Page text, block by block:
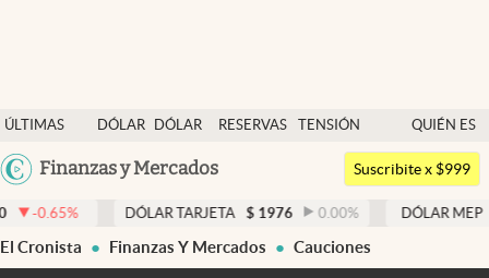
ÚLTIMAS
NOTICIAS
DÓLAR
DÓLAR
RESERVAS
TENSIÓN
GEOPOLÍTICA
QUIÉN ES
QUIÉN
Argentina
Finanzas y Mercados
Dólar
Members
Economía y Política
Finanzas y Mercados
Suscribite x $999
DÓLAR TARJETA $ 1976 0.00 % DÓLAR MEP 1520,78
El Cronista Finanzas Y Mercados Cauciones